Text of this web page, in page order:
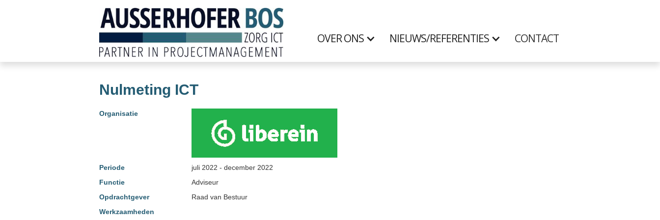
OVER ONS NIEUWS/REFERENTIES CONTACT
Nulmeting ICT
Organisatie
Periode
juli 2022 - december 2022
Functie
Adviseur
Opdrachtgever
Raad van Bestuur
Werkzaamheden